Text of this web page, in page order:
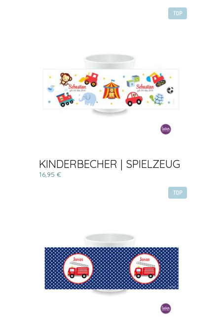
TOP
KINDERBECHER | SPIELZEUG
16,95 €
TOP